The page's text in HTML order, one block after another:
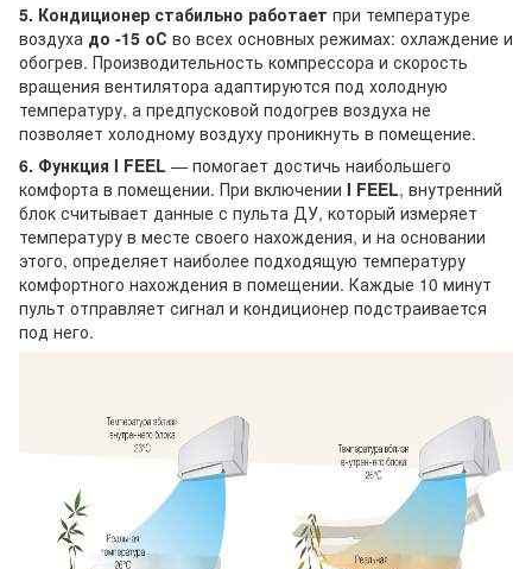
5. Кондиционер стабильно работает при температуре
воздуха до -15 оС во всех основных режимах: охлаждение и
обогрев. Производительность компрессора и скорость
вращения вентилятора адаптируются под холодную
температуру, а предпусковой подогрев воздуха не
позволяет холодному воздуху проникнуть в помещение.
6. Функция I FEEL — помогает достичь наибольшего
комфорта в помещении. При включении I FEEL, внутренний
блок считывает данные с пульта ДУ, который измеряет
температуру в месте своего нахождения, и на основании
этого, определяет наиболее подходящую температуру
комфортного нахождения в помещении. Каждые 10 минут
пульт отправляет сигнал и кондиционер подстраивается
под него.